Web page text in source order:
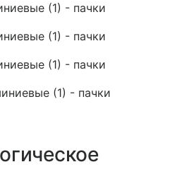
(1) - пачки
(1) - пачки
(1) - пачки
(1) - пачки